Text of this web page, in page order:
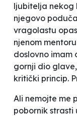
ljubitelja nekog
njegovo
vragolastu
njenom
doslovno imam
gornji dio
kritički princip.
Ali nemojte me
pobornik strasti